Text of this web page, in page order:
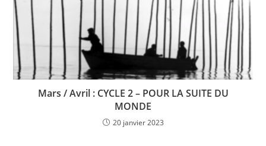
Mars / Avril : CYCLE 2 – POUR LA SUITE DU
MONDE
20 janvier 2023